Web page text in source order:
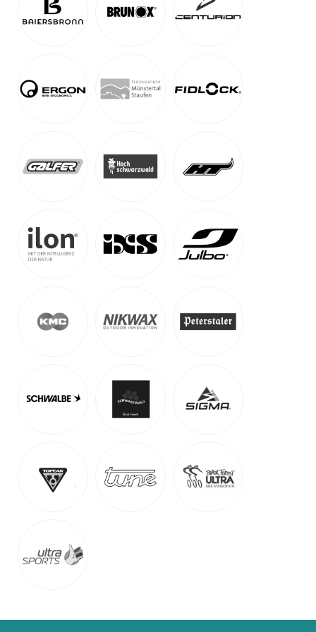
Kappl, Österreich - Auf Karte anzeigen
auf Anfrage